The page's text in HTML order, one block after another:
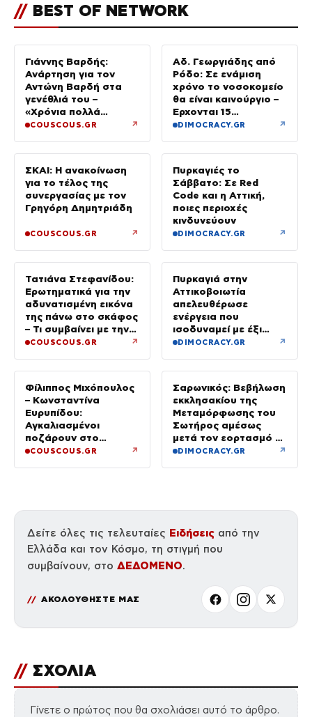
// BEST OF NETWORK
Γιάννης Βαρδής:
Ανάρτηση για τον
Αντώνη Βαρδή στα
γενέθλιά του –
«Χρόνια πολλά
μπαμπά»
COUSCOUS.GR ↗
Αδ. Γεωργιάδης από
Ρόδο: Σε ενάμιση
χρόνο το νοσοκομείο
θα είναι καινούργιο –
Έρχονται 15
νοσηλευτές και
DIMOCRACY.GR ↗
ΣΚΑΙ: Η ανακοίνωση
για το τέλος της
συνεργασίας με τον
Γρηγόρη Δημητριάδη
COUSCOUS.GR ↗
Πυρκαγιές το
Σάββατο: Σε Red
Code και η Αττική,
ποιες περιοχές
κινδυνεύουν
DIMOCRACY.GR ↗
Τατιάνα Στεφανίδου:
Ερωτηματικά για την
αδυνατισμένη εικόνα
της πάνω στο σκάφος
– Τι συμβαίνει με την
υγεία της;
COUSCOUS.GR ↗
Πυρκαγιά στην
Αττικοβοιωτία
απελευθέρωσε
ενέργεια που
ισοδυναμεί με έξι
βόμβες Χιροσίμα
DIMOCRACY.GR ↗
Φίλιππος Μιχόπουλος
– Κωνσταντίνα
Ευρυπίδου:
Αγκαλιασμένοι
ποζάρουν στο
ηλιοβασίλεμα της
COUSCOUS.GR ↗
Σαρωνικός: Βεβήλωση
εκκλησακίου της
Μεταμόρφωσης του
Σωτήρος αμέσως
μετά τον εορτασμό –
Έσπασαν εικόνες στην
DIMOCRACY.GR ↗
Δείτε όλες τις τελευταίες Ειδήσεις από την
Ελλάδα και τον Κόσμο, τη στιγμή που
συμβαίνουν, στο ΔΕΔΟΜΕΝΟ.
ΑΚΟΛΟΥΘΗΣΤΕ ΜΑΣ
// ΣΧΟΛΙΑ
Γίνετε ο πρώτος που θα σχολιάσει αυτό το άρθρο.